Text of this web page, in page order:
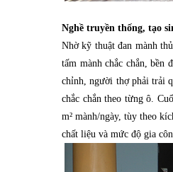
Nghề truyền thống, tạo
Nhờ kỹ thuật đan mành
tấm mành chắc chắn, bền
chỉnh, người thợ phải trải
chắc chắn theo từng ô.
m² mành/ngày, tùy theo
chất liệu và mức độ gia